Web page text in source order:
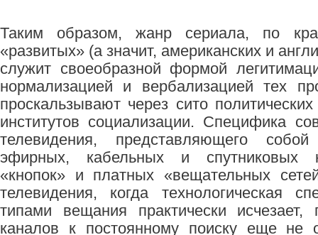
Таким образом, жанр сериала, по
«развитых» (а значит, американских и
служит своеобразной формой
нормализацией и вербализацией тех
проскальзывают через сито
институтов социализации. Специфика
телевидения, представляющего
эфирных, кабельных и спутниковых
«кнопок» и платных «вещательных
телевидения, когда технологическая
типами вещания практически исчезает,
каналов к постоянному поиску еще не